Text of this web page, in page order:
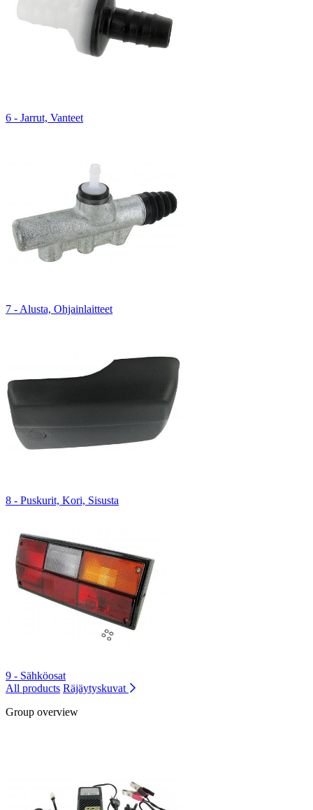
6 - Jarrut, Vanteet
7 - Alusta, Ohjainlaitteet
8 - Puskurit, Kori, Sisusta
9 - Sähköosat
All products Räjäytyskuvat
Group overview